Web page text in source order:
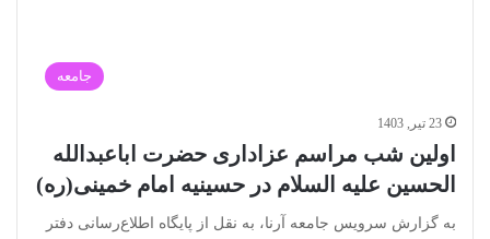
جامعه
23 تیر, 1403
اولین شب مراسم عزاداری حضرت اباعبدالله
الحسین علیه‌ السلام در حسینیه امام خمینی(ره)
به گزارش سرویس جامعه آرنا، به نقل از پایگاه اطلاع‌رسانی دفتر